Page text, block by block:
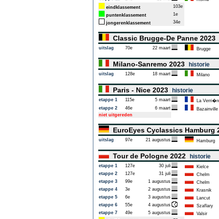
eindklassement
103e
puntenklassement
1e
jongerenklassement
34e
Classic Brugge-De Panne 2023
uitslag 70e 22 maart Brugge
Milano-Sanremo 2023 historie
uitslag 128e 18 maart Milano
Paris - Nice 2023 historie
etappe 1 115e 5 maart
La
etappe 2
46e 6 maart
Bazainville
niet uitgereden
EuroEyes Cyclassics
uitslag 97e 21 augustus Hamburg
Tour de Pologne 2022 historie
etappe 1 127e 30 juli
Kielce
etappe 2
127e 31 juli
Chelm
etappe 3
99e 1 augustus
Chelm
etappe 4
3e 2 augustus
Krasnik
etappe 5
6e 3 augustus
Lancut
etappe 6
55e 4 augustus
Szaflary
etappe 7
49e 5 augustus
Valsir